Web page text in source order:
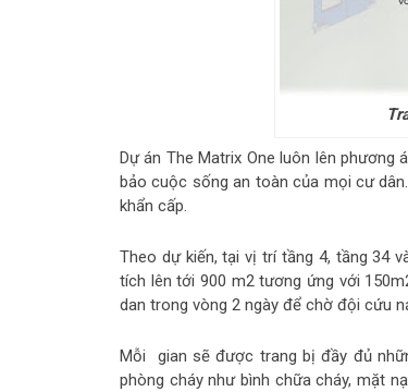
Dự án The Matrix One luôn lên
bảo cuộc sống an toàn của mọi cư
khẩn cấp.
Theo dự kiến, tại vị trí tầng 4, tầng 34
tích lên tới 900 m2 tương ứng với
dan trong vòng 2 ngày để chờ đội cứu
Mỗi gian sẽ được trang bị đầy đủ
phòng cháy như bình chữa cháy, mặt